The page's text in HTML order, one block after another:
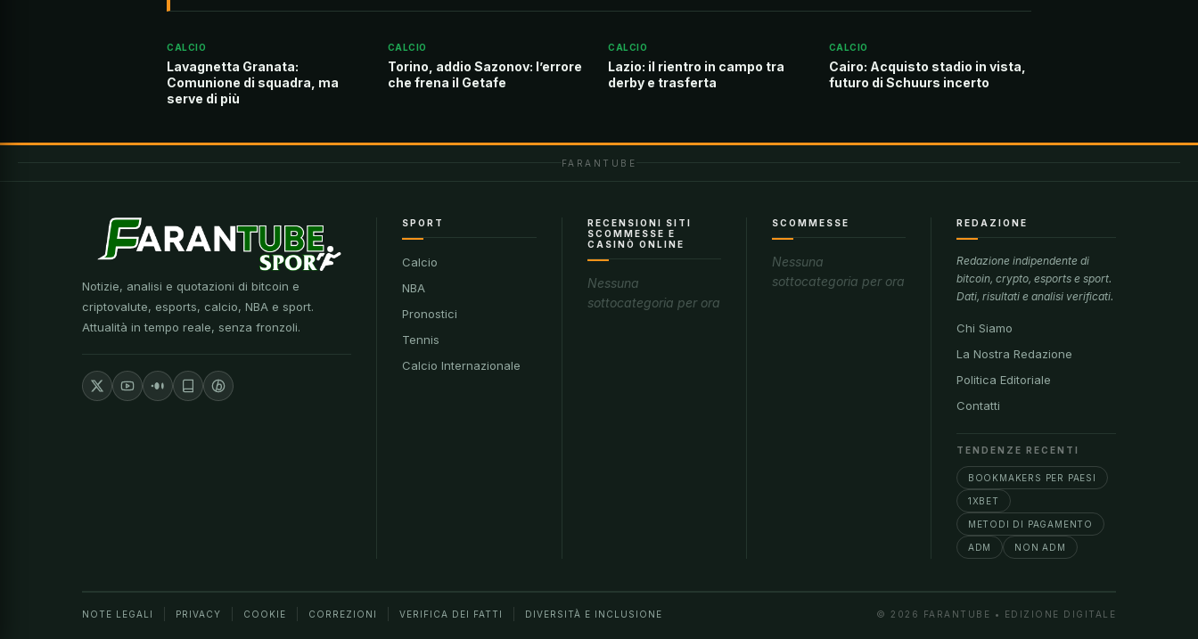
CALCIO
Lavagnetta Granata:
Comunione di squadra, ma
serve di più
CALCIO
Torino, addio Sazonov: l’errore
che frena il Getafe
CALCIO
Lazio: il rientro in campo tra
derby e trasferta
CALCIO
Cairo: Acquisto stadio in vista,
futuro di Schuurs incerto
FARANTUBE
Notizie, analisi e quotazioni di bitcoin e
criptovalute, esports, calcio, NBA e sport.
Attualità in tempo reale, senza fronzoli.
SPORT
Calcio
NBA
Pronostici
Tennis
Calcio Internazionale
RECENSIONI SITI
SCOMMESSE E
CASINÒ ONLINE
Nessuna
sottocategoria per ora
SCOMMESSE
Nessuna
sottocategoria per ora
REDAZIONE
Redazione indipendente di
bitcoin, crypto, esports e sport.
Dati, risultati e analisi verificati.
Chi Siamo
La Nostra Redazione
Politica Editoriale
Contatti
TENDENZE RECENTI
BOOKMAKERS PER PAESI
1XBET
METODI DI PAGAMENTO
ADM NON ADM
NOTE LEGALI PRIVACY COOKIE CORREZIONI VERIFICA DEI FATTI DIVERSITÀ E INCLUSIONE © 2026 FARANTUBE • EDIZIONE DIGITALE